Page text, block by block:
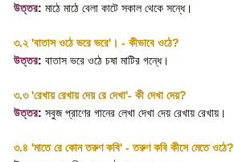
উত্তর: মাঠে মাঠে বেলা কাটে সকাল থেকে সন্ধে।
৩.২ 'বাতাস ওঠে ভরে ভরে' । - কীভাবে ওঠে?
উত্তর: বাতাস ভরে ওঠে চষা মাটির গন্ধে।
৩.৩'রেখায় রেখায় দেয় রে দেখা'- কী দেখা দেয়?
উত্তর: সবুজ প্রাণের গানের লেখা দেখা দেয় রেখায় রেখায় ।
৩.৪ 'মাতে রে কোন তরুণ কবি' -তরুণ কবি কীসে মেতে ওঠে?